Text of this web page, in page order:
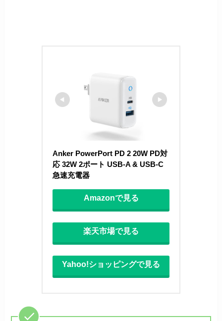
Anker PowerPort PD 2 20W PD対
応 32W 2ポート USB-A & USB-C
急速充電器
Amazonで見る
楽天市場で見る
Yahoo!ショッピングで見る